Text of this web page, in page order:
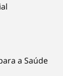
a Saúde